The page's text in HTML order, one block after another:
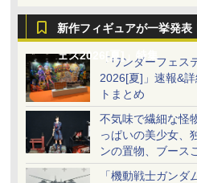
新作フィギュアが一挙発表
ェス2026[夏]」特集
「ワンダーフェス
2026[夏]」速報&
トまとめ
不気味で繊細な怪
っぱいの美少女、
ンの置物、ブース
異なる世界が広が
「機動戦士ガンダ